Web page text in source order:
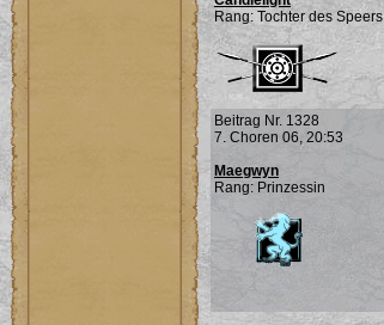
Rang: Tochter des Speers
Beitrag Nr. 1328
7. Choren 06, 20:53
Maegwyn
Rang: Prinzessin